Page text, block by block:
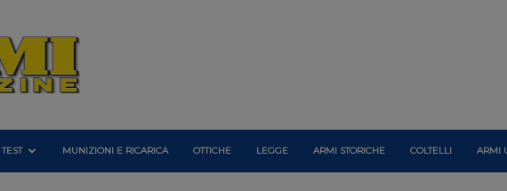
TEST MUNIZIONI E RICARICA OTTICHE LEGGE ARMI STORICHE COLTELLI ARMI